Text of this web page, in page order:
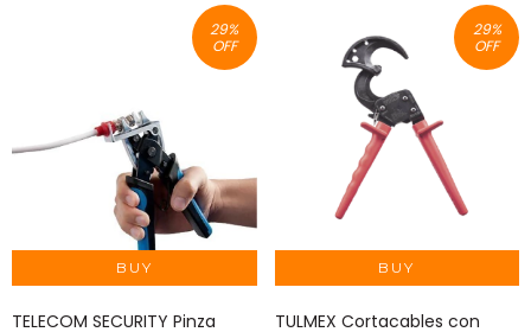
29%
OFF
TELECOM SECURITY Pinza
29%
OFF
TULMEX Cortacables con